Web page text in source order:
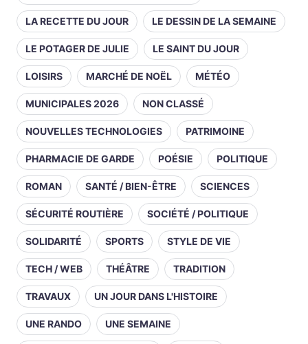
LA RECETTE DU JOUR LE DESSIN DE LA SEMAINE
LE POTAGER DE JULIE LE SAINT DU JOUR
LOISIRS MARCHÉ DE NOËL MÉTÉO
MUNICIPALES 2026 NON CLASSÉ
NOUVELLES TECHNOLOGIES PATRIMOINE
PHARMACIE DE GARDE POÉSIE POLITIQUE
ROMAN SANTÉ / BIEN-ÊTRE SCIENCES
SÉCURITÉ ROUTIÈRE SOCIÉTÉ / POLITIQUE
SOLIDARITÉ SPORTS STYLE DE VIE
TECH / WEB THÉÂTRE TRADITION
TRAVAUX UN JOUR DANS L'HISTOIRE
UNE RANDO UNE SEMAINE